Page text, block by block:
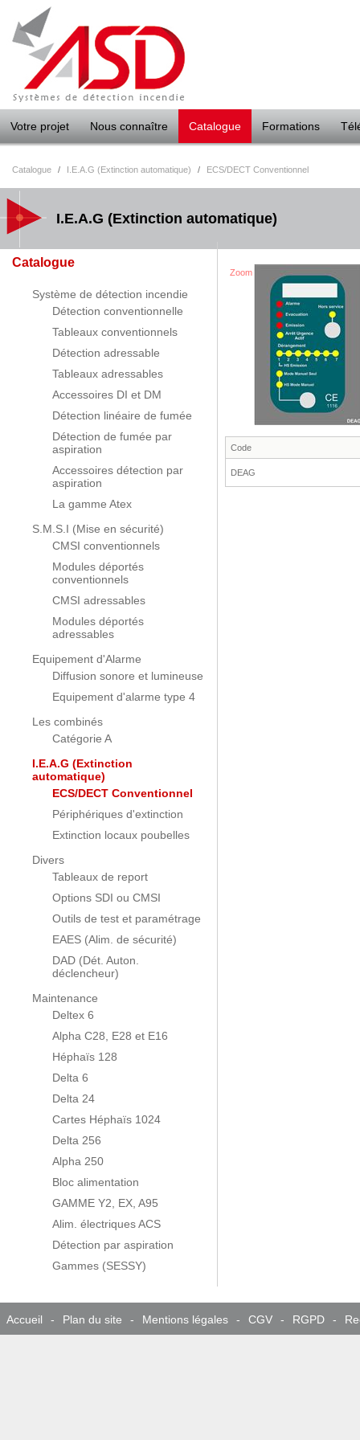
Votre projet Nous connaître Catalogue Formations
Catalogue
Système de détection incendie
Détection conventionnelle
Tableaux conventionnels
Détection adressable
Tableaux adressables
Accessoires DI et DM
Détection linéaire de fumée
Détection de fumée par
aspiration
Accessoires détection par
aspiration
La gamme Atex
S.M.S.I (Mise en sécurité)
CMSI conventionnels
Modules déportés
conventionnels
CMSI adressables
Modules déportés
adressables
Equipement d'Alarme
Diffusion sonore et lumineuse
Equipement d'alarme type 4
Les combinés
Catégorie A
I.E.A.G (Extinction
automatique)
ECS/DECT Conventionnel
Périphériques d'extinction
Extinction locaux poubelles
Divers
Tableaux de report
Options SDI ou CMSI
Outils de test et paramétrage
EAES (Alim. de sécurité)
DAD (Dét. Auton.
déclencheur)
Maintenance
Deltex 6
Alpha C28, E28 et E16
Héphaïs 128
Delta 6
Delta 24
Cartes Héphaïs 1024
Delta 256
Alpha 250
Bloc alimentation
GAMME Y2, EX, A95
Alim. électriques ACS
Détection par aspiration
Gammes (SESSY)
Catalogue / I.E.A.G (Extinction automatique) / ECS/DECT Conventionnel
I.E.A.G (Extinction automatique)
Zoom
Code
DEAG
Accueil - Plan du site - Mentions légales - CGV - RGPD -
Panneau de gestion des cookies